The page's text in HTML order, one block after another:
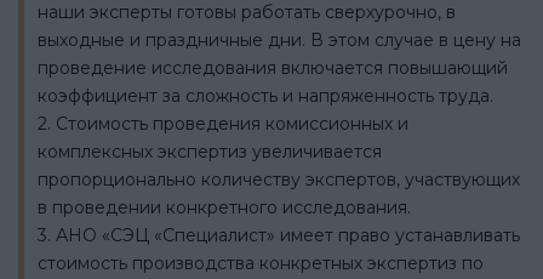
наши эксперты готовы работать сверхурочно, в
выходные и праздничные дни. В этом случае в цену на
проведение исследования включается повышающий
коэффициент за сложность и напряженность труда.
2. Стоимость проведения комиссионных и
комплексных экспертиз увеличивается
пропорционально количеству экспертов, участвующих
в проведении конкретного исследования.
3. АНО «СЭЦ «Специалист» имеет право устанавливать
стоимость производства конкретных экспертиз по